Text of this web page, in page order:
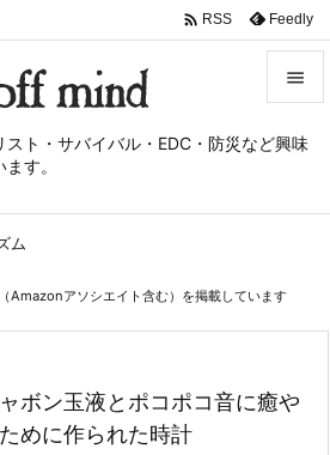
ト・サバイバル・EDC・防災など興味
す。

メニュ
サイド
次へ
検索
 RSS Feedly
ム
Amazonアソシエイト含む）を掲載しています
ボン玉液とポコポコ音に癒や
めに作られた時計